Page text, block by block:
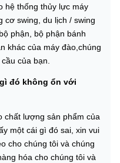
hệ thống thủy lực máy
cơ swing, du lịch / swing
phận, bộ phận bánh
khác của máy đào,chúng
của bạn.
đó không ổn với
chất lượng sản phẩm của
một cái gì đó sai, xin vui
cho chúng tôi và chúng
hóa cho chúng tôi và